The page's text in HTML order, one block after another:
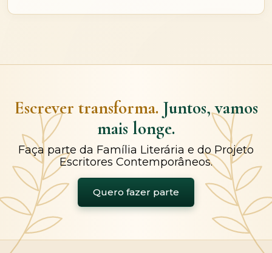
Escrever transforma. Juntos, vamos
mais longe.
Faça parte da Família Literária e do Projeto
Escritores Contemporâneos.
Quero fazer parte